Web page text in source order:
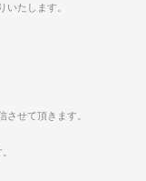
いたします。
させて頂きます。